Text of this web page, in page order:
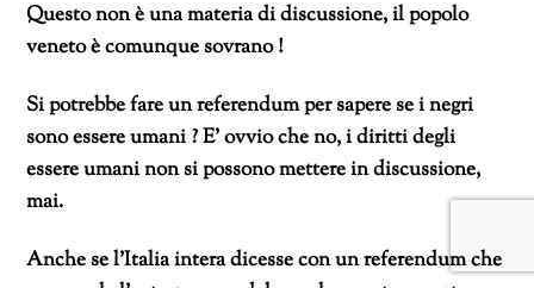
Questo non è una materia di discussione, il popolo
veneto è comunque sovrano !
Si potrebbe fare un referendum per sapere se i negri
sono essere umani ? E’ ovvio che no, i diritti degli
essere umani non si possono mettere in discussione,
mai.
Anche se l’Italia intera dicesse con un referendum che